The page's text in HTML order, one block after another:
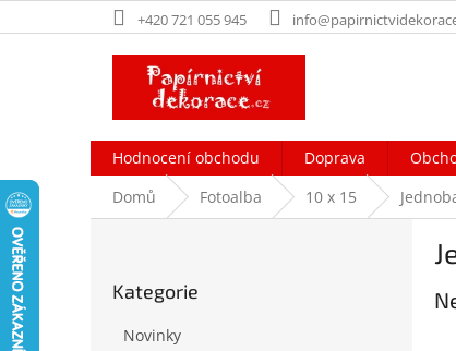
na
+420 721 055 945
Hodnocení obchodu Doprava
Domů
Fotoalba 10 x 15
kategorie
Kategorie
Novinky